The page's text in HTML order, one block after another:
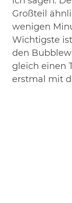
Großteil
wenigen
Wichtigste
den
gleich einen
erstmal mit